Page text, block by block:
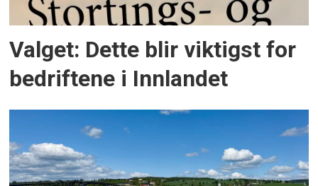
Valget: Dette blir viktigst for
bedriftene i Innlandet